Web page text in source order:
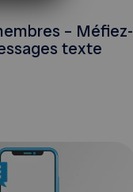
– Méfiez-
texte